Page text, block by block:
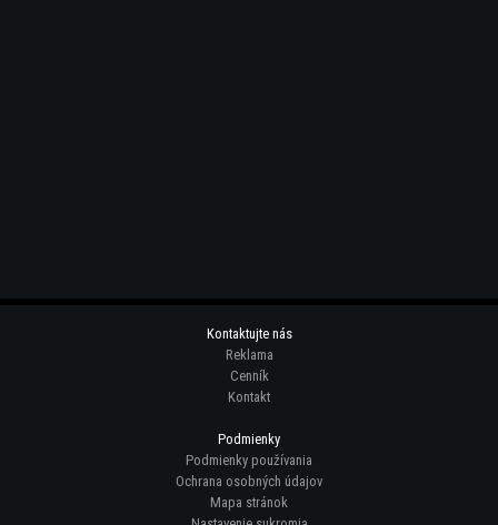
Kontaktujte nás
Reklama
Cenník
Kontakt
Podmienky
Podmienky používania
Ochrana osobných údajov
Mapa stránok